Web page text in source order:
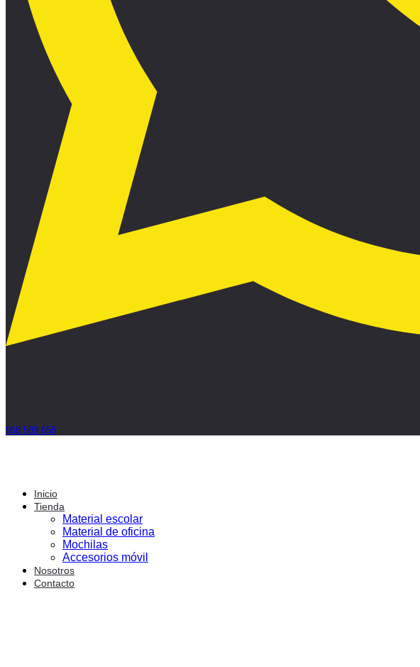
968 589 658
Inicio
Tienda
Material escolar
Material de oficina
Mochilas
Accesorios móvil
Nosotros
Contacto